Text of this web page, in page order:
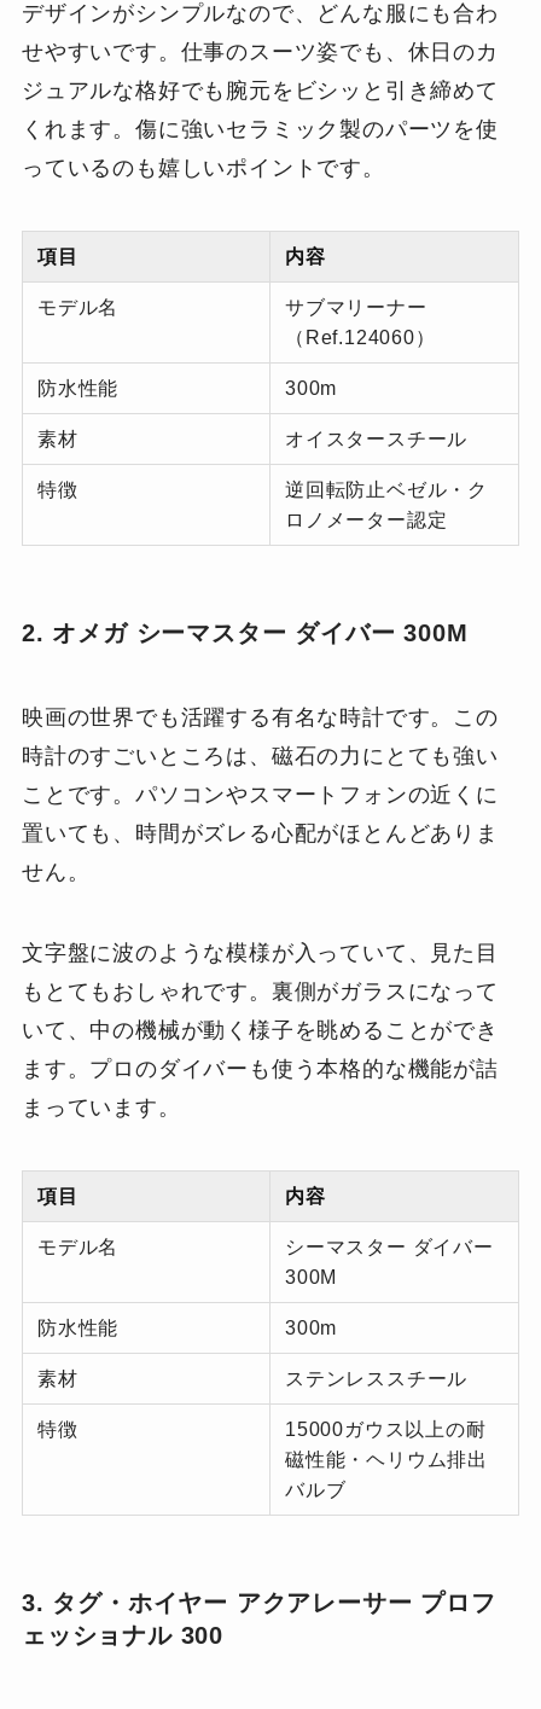
デザインがシンプルなので、どんな服にも合わ
せやすいです。仕事のスーツ姿でも、休日のカ
ジュアルな格好でも腕元をビシッと引き締めて
くれます。傷に強いセラミック製のパーツを使
っているのも嬉しいポイントです。
項目 内容
モデル名
サブマリーナー
（Ref.124060）
防水性能 300m
素材 オイスタースチール
特徴
逆回転防止ベゼル・ク
ロノメーター認定
2. オメガ シーマスター ダイバー 300M
映画の世界でも活躍する有名な時計です。この
時計のすごいところは、磁石の力にとても強い
ことです。パソコンやスマートフォンの近くに
置いても、時間がズレる心配がほとんどありま
せん。
文字盤に波のような模様が入っていて、見た目
もとてもおしゃれです。裏側がガラスになって
いて、中の機械が動く様子を眺めることができ
ます。プロのダイバーも使う本格的な機能が詰
まっています。
項目 内容
モデル名
シーマスター ダイバー
300M
防水性能 300m
素材 ステンレススチール
特徴
15000ガウス以上の耐
磁性能・ヘリウム排出
バルブ
3. タグ・ホイヤー アクアレーサー プロフ
ェッショナル 300